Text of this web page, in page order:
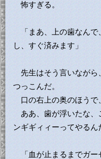
怖すぎる。
「まあ、上の歯なんで
し、すぐ済みます」
先生はそう言いながら
つっこんだ。
口の右上の奥のほうで
ああ、歯が浮いたな、
ンギギィィーってやる
「血が止まるまでガー